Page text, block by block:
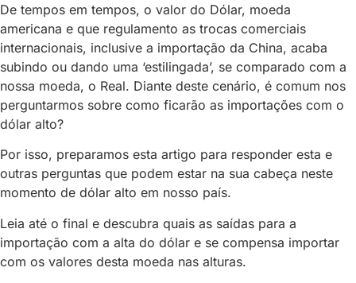
De tempos em tempos, o valor do Dólar, moeda
americana e que regulamento as trocas comerciais
internacionais, inclusive a importação da China, acaba
subindo ou dando uma ‘estilingada’, se comparado com a
nossa moeda, o Real. Diante deste cenário, é comum nos
perguntarmos sobre como ficarão as importações com o
dólar alto?
Por isso, preparamos esta artigo para responder esta e
outras perguntas que podem estar na sua cabeça neste
momento de dólar alto em nosso país.
Leia até o final e descubra quais as saídas para a
importação com a alta do dólar e se compensa importar
com os valores desta moeda nas alturas.